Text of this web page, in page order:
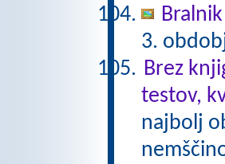
3.
Brez
testov,
najbolj